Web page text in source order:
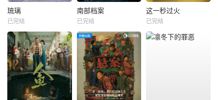
琉璃
已完结
南部档案
已完结
这一秒过火
已完结